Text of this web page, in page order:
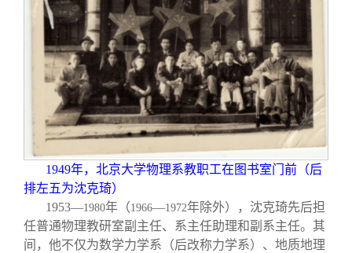
1949年，北京大学物理系教职工在图书室门前（后
排左五为沈克琦）
1953—1980年（1966—1972年除外），沈克琦先后担
任普通物理教研室副主任、系主任助理和副系主任。其
间，他不仅为数学力学系（后改称力学系）、地质地理